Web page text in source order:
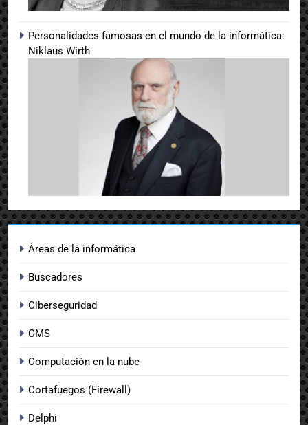
Personalidades famosas en el mundo de la informática:
Niklaus Wirth
Áreas de la informática
Buscadores
Ciberseguridad
CMS
Computación en la nube
Cortafuegos (Firewall)
Delphi